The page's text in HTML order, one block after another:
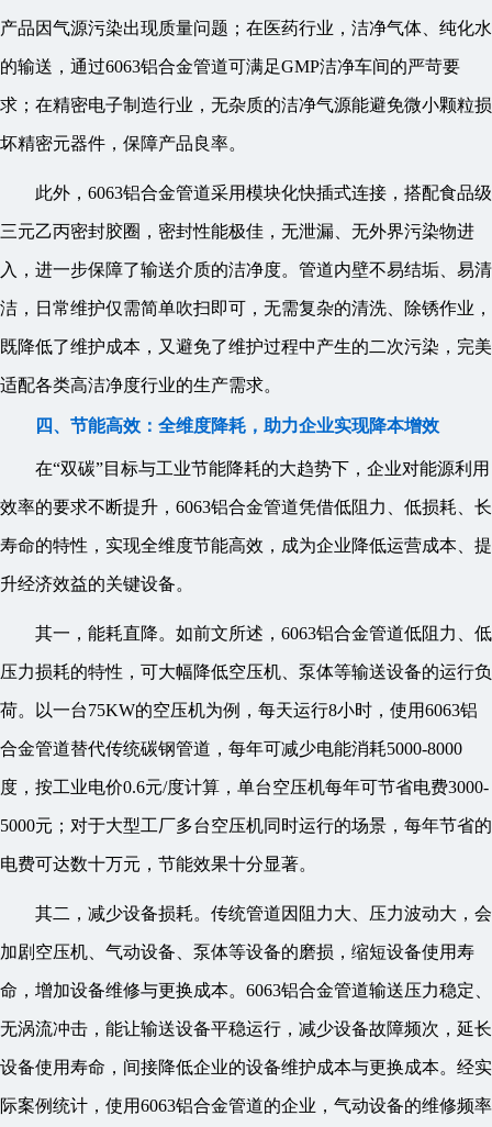
产品因气源污染出现质量问题；在医药行业，洁净气体、纯化水
的输送，通过6063铝合金管道可满足GMP洁净车间的严苛要
求；在精密电子制造行业，无杂质的洁净气源能避免微小颗粒损
坏精密元器件，保障产品良率。
此外，6063铝合金管道采用模块化快插式连接，搭配食品级
三元乙丙密封胶圈，密封性能极佳，无泄漏、无外界污染物进
入，进一步保障了输送介质的洁净度。管道内壁不易结垢、易清
洁，日常维护仅需简单吹扫即可，无需复杂的清洗、除锈作业，
既降低了维护成本，又避免了维护过程中产生的二次污染，完美
适配各类高洁净度行业的生产需求。
四、节能高效：全维度降耗，助力企业实现降本增效
在“双碳”目标与工业节能降耗的大趋势下，企业对能源利用
效率的要求不断提升，6063铝合金管道凭借低阻力、低损耗、长
寿命的特性，实现全维度节能高效，成为企业降低运营成本、提
升经济效益的关键设备。
其一，能耗直降。如前文所述，6063铝合金管道低阻力、低
压力损耗的特性，可大幅降低空压机、泵体等输送设备的运行负
荷。以一台75KW的空压机为例，每天运行8小时，使用6063铝
合金管道替代传统碳钢管道，每年可减少电能消耗5000-8000
度，按工业电价0.6元/度计算，单台空压机每年可节省电费3000-
5000元；对于大型工厂多台空压机同时运行的场景，每年节省的
电费可达数十万元，节能效果十分显著。
其二，减少设备损耗。传统管道因阻力大、压力波动大，会
加剧空压机、气动设备、泵体等设备的磨损，缩短设备使用寿
命，增加设备维修与更换成本。6063铝合金管道输送压力稳定、
无涡流冲击，能让输送设备平稳运行，减少设备故障频次，延长
设备使用寿命，间接降低企业的设备维护成本与更换成本。经实
际案例统计，使用6063铝合金管道的企业，气动设备的维修频率